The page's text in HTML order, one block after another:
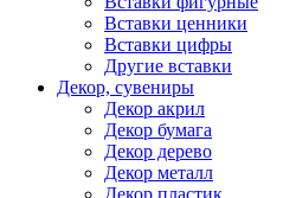
Вставки ценники
Вставки цифры
Другие вставки
Декор, сувениры
Декор акрил
Декор бумага
Декор дерево
Декор металл